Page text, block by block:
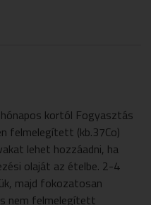
kortól Fogyasztás
felmelegített (kb.37Co)
lehet hozzáadni, ha
olaját az ételbe. 2-4
majd fokozatosan
nem felmelegített